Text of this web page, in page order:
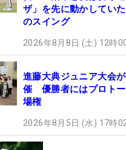
ザ」を先に動かしてい
のスイング
2026年8月8日 (土) 12時
進藤大典ジュニア大会
催 優勝者にはプロトー
場権
2026年8月5日 (水) 17時